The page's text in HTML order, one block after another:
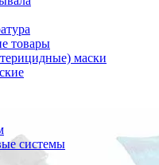
товары
маски
системы